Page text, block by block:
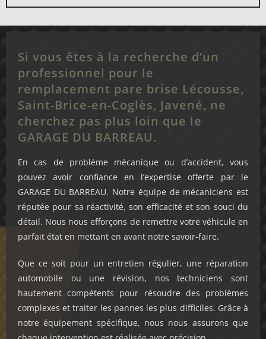
Alternative:
Si vous êtes à la recherche d’un
professionnel pour le
remplacement pare brise Lécousse,
Saint-Brice-en-Coglès, Javené, ne
cherchez pas plus loin que le
GARAGE DU BARREAU.
En cas de problème mécanique ou d’accident, vous
pouvez avoir confiance en l’expertise offerte par le
GARAGE DU BARREAU. Notre équipe de mécaniciens est
réputée pour sa réactivité, son efficacité et son souci du
détail. Nous nous efforçons de remettre votre véhicule en
parfait état en mettant en avant notre savoir-faire.
Que ce soit pour un entretien régulier, une réparation
automobile ou une révision, nos techniciens sont
hautement compétents pour résoudre des problèmes
complexes et traiter les pannes les plus difficiles. Grâce à
notre équipement spécifique, nous nous assurons que